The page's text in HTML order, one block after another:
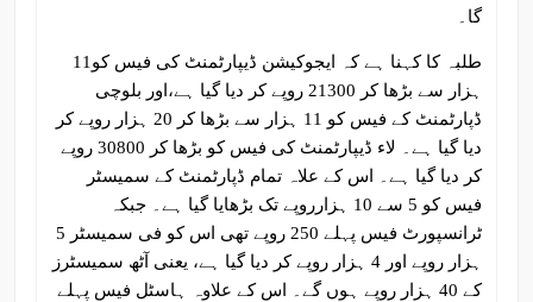
گا۔
طلبہ کا کہنا ہے کہ ایجوکیشن ڈیپارٹمنٹ کی فیس کو11
ہزار سے بڑھا کر 21300 روپے کر دیا گیا ہے،اور بلوچی
ڈپارٹمنٹ کے فیس کو 11 ہزار سے بڑھا کر 20 ہزار روپے کر
دیا گیا ہے۔ لاء ڈیپارٹمنٹ کی فیس کو بڑھا کر 30800 روپے
کر دیا گیا ہے۔ اس کے علاہ تمام ڈپارٹمنٹ کے سمیسٹر
فیس کو 5 سے 10 ہزارروپے تک بڑھایا گیا ہے۔ جبکہ
ٹرانسپورٹ فیس پہلے 250 روپے تھی اس کو فی سمیسٹر 5
ہزار روپے اور 4 ہزار روپے کر دیا گیا ہے، یعنی آٹھ سمیسٹرز
کے 40 ہزار روپے ہوں گے۔ اس کے علاوہ ہاسٹل فیس پہلے